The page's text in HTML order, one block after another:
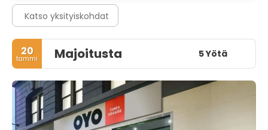
Katso yksityiskohdat
20
tammi Majoitusta 5 Yötä